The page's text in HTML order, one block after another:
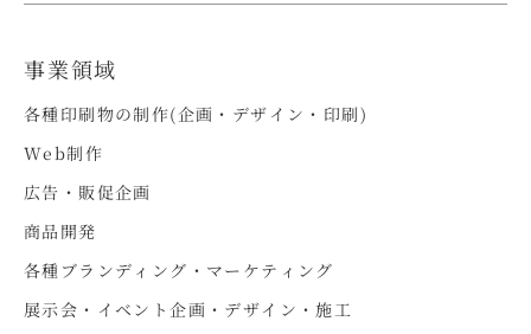
事業領域
各種印刷物の制作(企画・デザイン・印刷)
Web制作
広告・販促企画
商品開発
各種ブランディング・マーケティング
展示会・イベント企画・デザイン・施工